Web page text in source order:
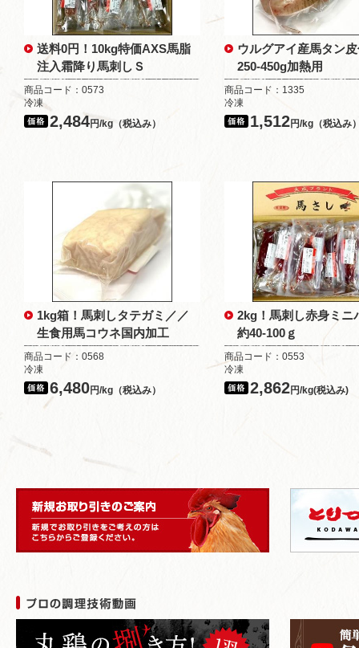
送料0円！10kg特価AXS馬脂
注入霜降り馬刺しＳ
商品コード：0573
冷凍
2,484円/kg（税込み）
ウルグアイ産馬タン
250-450g加熱用
商品コード：1335
冷凍
1,512円/kg（税込み
1kg箱！馬刺しタテガミ／／
生食用馬コウネ国内加工
商品コード：0568
冷凍
6,480円/kg（税込み）
2kg！馬刺し赤身ミニ
約40-100ｇ
商品コード：0553
冷凍
2,862円/kg(税込み)